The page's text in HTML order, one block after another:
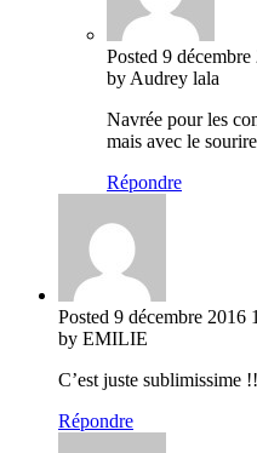
Posted 9 décembre
by Audrey lala
Navrée pour les
mais avec le
Répondre
Posted 9 décembre 2016
by EMILIE
C’est juste sublimissime !!
Répondre